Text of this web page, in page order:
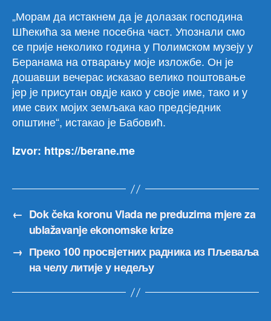
„Морам да истакнем да је долазак господина
Шћекића за мене посебна част. Упознали смо
се прије неколико година у Полимском музеју у
Беранама на отварању моје изложбе. Он је
дошавши вечерас исказао велико поштовање
јер је присутан овдје како у своје име, тако и у
име свих мојих земљака као предсједник
општине“, истакао је Бабовић.
Izvor: https://berane.me
← Dok čeka koronu Vlada ne preduzima mjere za
ublažavanje ekonomske krize
→ Преко 100 просвjетних радника из Пљеваља
на челу литије у недељу